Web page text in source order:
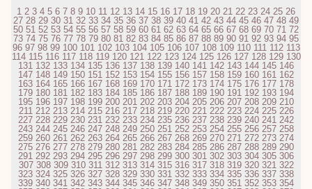
1 2 3 4 5 6 7 8 9 10 11 12 13 14 15 16 17 18 19 20 21 22 23 24 25 26
27 28 29 30 31 32 33 34 35 36 37 38 39 40 41 42 43 44 45 46 47 48 49
50 51 52 53 54 55 56 57 58 59 60 61 62 63 64 65 66 67 68 69 70 71 72
73 74 75 76 77 78 79 80 81 82 83 84 85 86 87 88 89 90 91 92 93 94 95
96 97 98 99 100 101 102 103 104 105 106 107 108 109 110 111 112 113
114 115 116 117 118 119 120 121 122 123 124 125 126 127 128 129 130
131 132 133 134 135 136 137 138 139 140 141 142 143 144 145 146
147 148 149 150 151 152 153 154 155 156 157 158 159 160 161 162
163 164 165 166 167 168 169 170 171 172 173 174 175 176 177 178
179 180 181 182 183 184 185 186 187 188 189 190 191 192 193 194
195 196 197 198 199 200 201 202 203 204 205 206 207 208 209 210
211 212 213 214 215 216 217 218 219 220 221 222 223 224 225 226
227 228 229 230 231 232 233 234 235 236 237 238 239 240 241 242
243 244 245 246 247 248 249 250 251 252 253 254 255 256 257 258
259 260 261 262 263 264 265 266 267 268 269 270 271 272 273 274
275 276 277 278 279 280 281 282 283 284 285 286 287 288 289 290
291 292 293 294 295 296 297 298 299 300 301 302 303 304 305 306
307 308 309 310 311 312 313 314 315 316 317 318 319 320 321 322
323 324 325 326 327 328 329 330 331 332 333 334 335 336 337 338
339 340 341 342 343 344 345 346 347 348 349 350 351 352 353 354